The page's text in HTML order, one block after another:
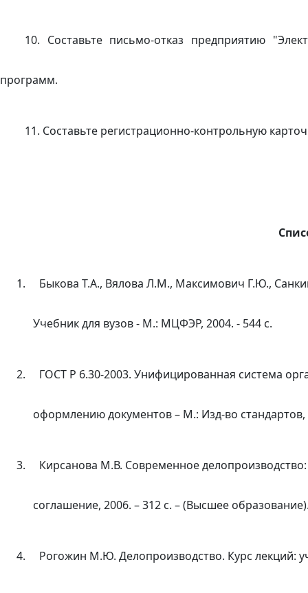
10. Составьте письмо-отказ предприятию
программ.
11. Составьте регистрационно-контрольную
1. Быкова Т.А., Вялова Л.М., Максимович Г.Ю.,
Учебник для вузов - М.: МЦФЭР, 2004. - 544 с.
2. ГОСТ Р 6.30-2003. Унифицированная система
оформлению документов – М.: Изд-во стандартов,
3. Кирсанова М.В. Современное
соглашение, 2006. – 312 с. – (Высшее
4. Рогожин М.Ю. Делопроизводство. Курс лекций: